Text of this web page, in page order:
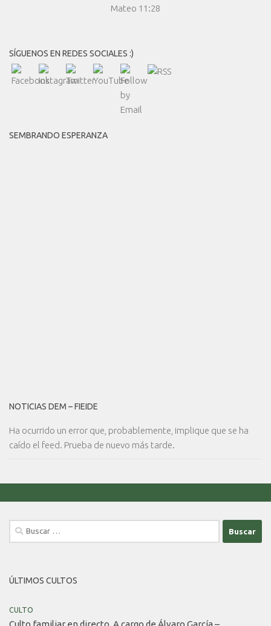
Mateo 11:28
SÍGUENOS EN REDES SOCIALES :)
SEMBRANDO ESPERANZA
NOTICIAS DEM – FIEIDE
Ha ocurrido un error que, probablemente, implique que se ha
caído el feed. Prueba de nuevo más tarde.
Buscar:
ÚLTIMOS CULTOS
CULTO
Culto familiar en directo. A cargo de Álvaro García –